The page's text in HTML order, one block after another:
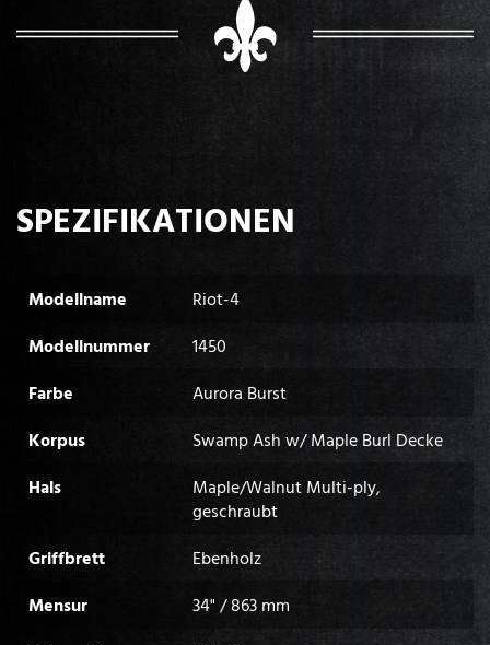
SPEZIFIKATIONEN
Modellname
Riot-4
Modellnummer
1450
Farbe
Aurora Burst
Korpus
Swamp Ash w/ Maple Burl Decke
Hals
Maple/Walnut Multi-ply,
geschraubt
Griffbrett
Ebenholz
Mensur
34" / 863 mm